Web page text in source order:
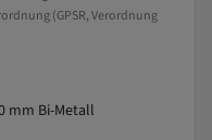
(GPSR, Verordnung
mm Bi-Metall